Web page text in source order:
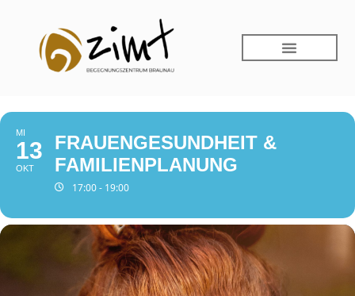
MI
13
OKT
FRAUENGESUNDHEIT &
FAMILIENPLANUNG
17:00 - 19:00